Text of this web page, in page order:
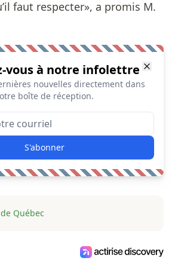
faut respecter», a promis M.
vous à notre infolettre
nouvelles directement dans
boîte de réception.
S'abonner
Québec